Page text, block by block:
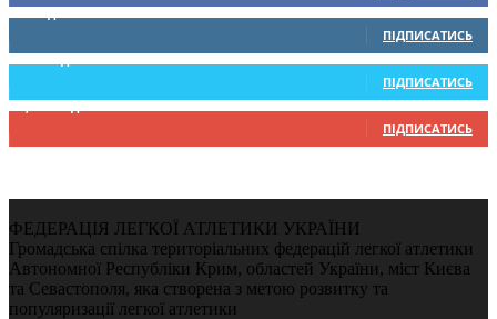
0 Підписників
ПІДПИСАТИСЬ
234 Підписників
ПІДПИСАТИСЬ
9,370 Підписників
ПІДПИСАТИСЬ
ФЕДЕРАЦІЯ ЛЕГКОЇ АТЛЕТИКИ УКРАЇНИ
Громадська спілка територіальних федерацій легкої атлетики
Автономної Республіки Крим, областей України, міст Києва
та Севастополя, яка створена з метою розвитку та
популяризації легкої атлетики